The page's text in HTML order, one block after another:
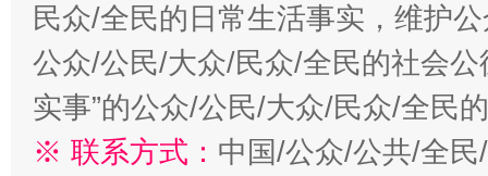
民众/全民的日常生活事实，维护
公众/公民/大众/民众/全民的社会公
实事”的公众/公民/大众/民众/全民
※ 联系方式： 中国/公众/公共/全